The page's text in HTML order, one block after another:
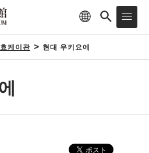
효케이관 현대 우키요에